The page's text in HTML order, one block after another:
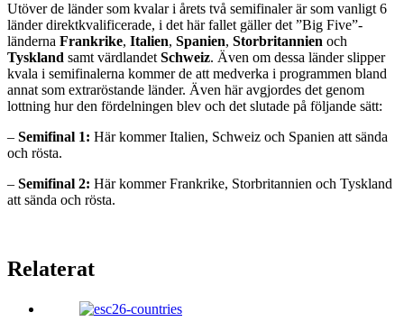
Utöver de länder som kvalar i årets två semifinaler är som vanligt 6
länder direktkvalificerade, i det här fallet gäller det ”Big Five”-
länderna Frankrike, Italien, Spanien, Storbritannien och
Tyskland samt värdlandet Schweiz. Även om dessa länder slipper
kvala i semifinalerna kommer de att medverka i programmen bland
annat som extraröstande länder. Även här avgjordes det genom
lottning hur den fördelningen blev och det slutade på följande sätt:
– Semifinal 1: Här kommer Italien, Schweiz och Spanien att sända
och rösta.
– Semifinal 2: Här kommer Frankrike, Storbritannien och Tyskland
att sända och rösta.
Relaterat